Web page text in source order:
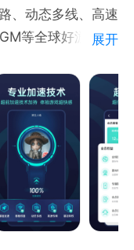
、动态多线、高速
等全球好游随时
，专业加速吃鸡
逃生）、蛋仔派
胜利女神
游戏一键加速。同
手机端也可以轻
展开